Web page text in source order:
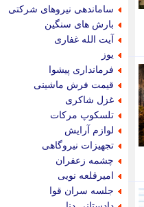
ساماندهی نیروهای شرکتی
بارش های سنگین
آیت الله غفاری
یوز
فرمانداری پیشوا
قیمت فرش ماشینی
غزل شاکری
تلسکوپ مرکات
لوازم آرایش
تجهیزات نیروگاهی
چشمه زعفران
امیرقلعه نویی
جلسه سران قوا